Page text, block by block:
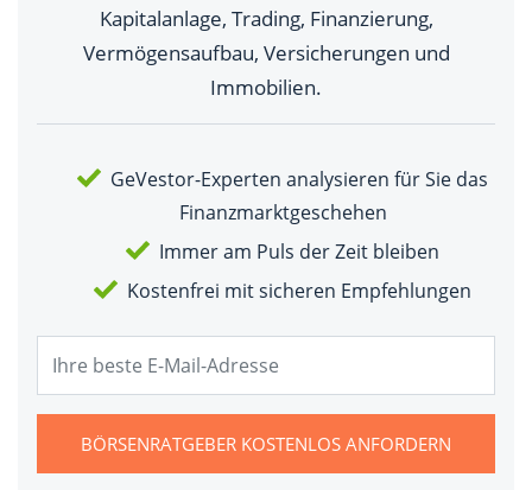
Kapitalanlage, Trading, Finanzierung,
Vermögensaufbau, Versicherungen und
Immobilien.
GeVestor-Experten analysieren für Sie das
Finanzmarktgeschehen
Immer am Puls der Zeit bleiben
Kostenfrei mit sicheren Empfehlungen
BÖRSENRATGEBER KOSTENLOS ANFORDERN